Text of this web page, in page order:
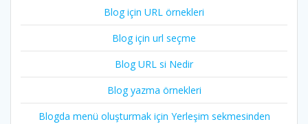
Blog için URL örnekleri
Blog için url seçme
Blog URL si Nedir
Blog yazma örnekleri
Blogda menü oluşturmak için Yerleşim sekmesinden